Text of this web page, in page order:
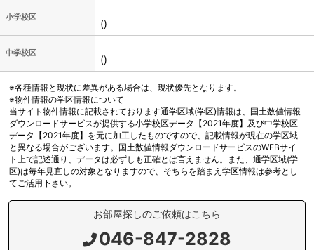
小学校区
()
中学校区
()
※各種情報と現状に差異がある場合は、現状優先となります。
※物件情報の学区情報について
当サイト物件情報に記載されております通学区域(学区)情報は、国土数値情報
ダウンロードサービスが提供する小学校区データ【2021年度】及び中学校区
データ【2021年度】を元に加工したものですので、記載情報が現在の学区域
と異なる場合がございます。国土数値情報ダウンロードサービスのWEBサイ
ト上で記述通り、データは必ずしも正確とは言えません。また、通学区域(学
区)は毎年見直しの対象となりますので、そちらを踏まえ学区情報は参考とし
てご活用下さい。
お部屋探しのご依頼はこちら
046-847-2828